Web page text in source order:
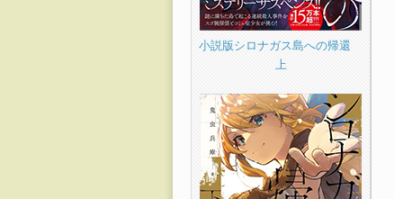
小説版シロナガス島への帰還
上